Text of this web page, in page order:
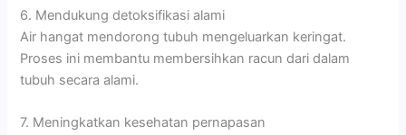
6. Mendukung detoksifikasi alami
Air hangat mendorong tubuh mengeluarkan keringat.
Proses ini membantu membersihkan racun dari dalam
tubuh secara alami.
7. Meningkatkan kesehatan pernapasan